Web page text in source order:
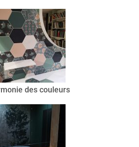
des couleurs